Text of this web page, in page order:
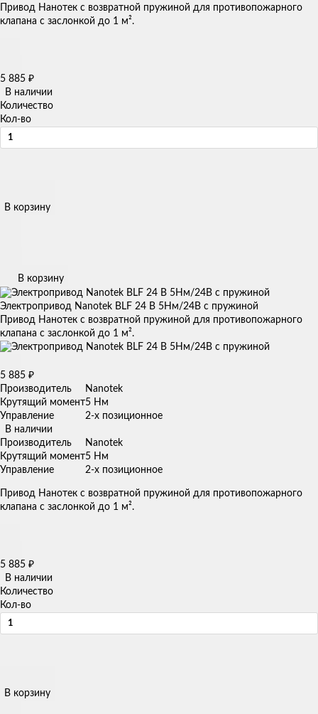
Привод Нанотек с возвратной пружиной для противопожарного
клапана с заслонкой до 1 м².
5 885 ₽
В наличии
Количество
Кол-во
В корзину
В корзину
Электропривод Nanotek BLF 24 B 5Нм/24В с пружиной
Привод Нанотек с возвратной пружиной для противопожарного
клапана с заслонкой до 1 м².
5 885 ₽
Производитель
Nanotek
Крутящий момент5 Нм
Управление
2-х позиционное
В наличии
Производитель
Nanotek
Крутящий момент5 Нм
Управление
2-х позиционное
Привод Нанотек с возвратной пружиной для противопожарного
клапана с заслонкой до 1 м².
5 885 ₽
В наличии
Количество
Кол-во
В корзину